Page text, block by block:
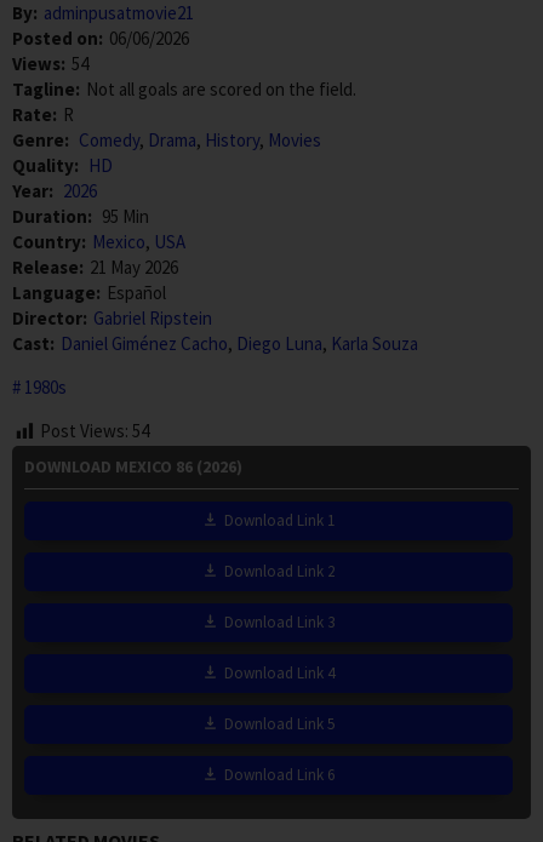
By: adminpusatmovie21
Posted on: 06/06/2026
Views: 54
Tagline: Not all goals are scored on the field.
Rate: R
Genre: Comedy, Drama, History, Movies
Quality: HD
Year: 2026
Duration: 95 Min
Country: Mexico, USA
Release: 21 May 2026
Language: Español
Director: Gabriel Ripstein
Cast: Daniel Giménez Cacho, Diego Luna, Karla Souza
1980s
Post Views: 54
DOWNLOAD MEXICO 86 (2026)
Download Link 1
Download Link 2
Download Link 3
Download Link 4
Download Link 5
Download Link 6